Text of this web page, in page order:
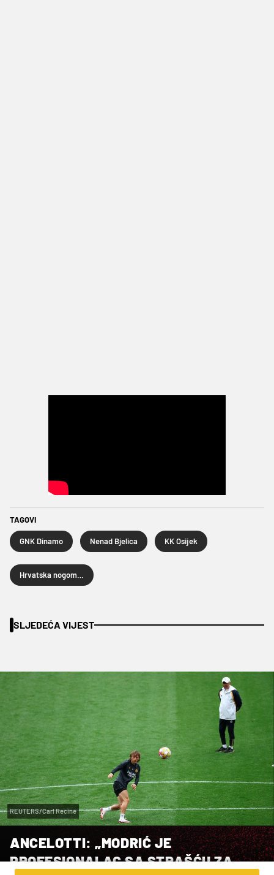
TAGOVI
GNK Dinamo Nenad Bjelica KK Osijek
SLJEDEĆA VIJEST
REUTERS/Carl Recine
ANCELOTTI: „MODRIĆ JE
PROFESIONALAC SA STRAŠĆU ZA